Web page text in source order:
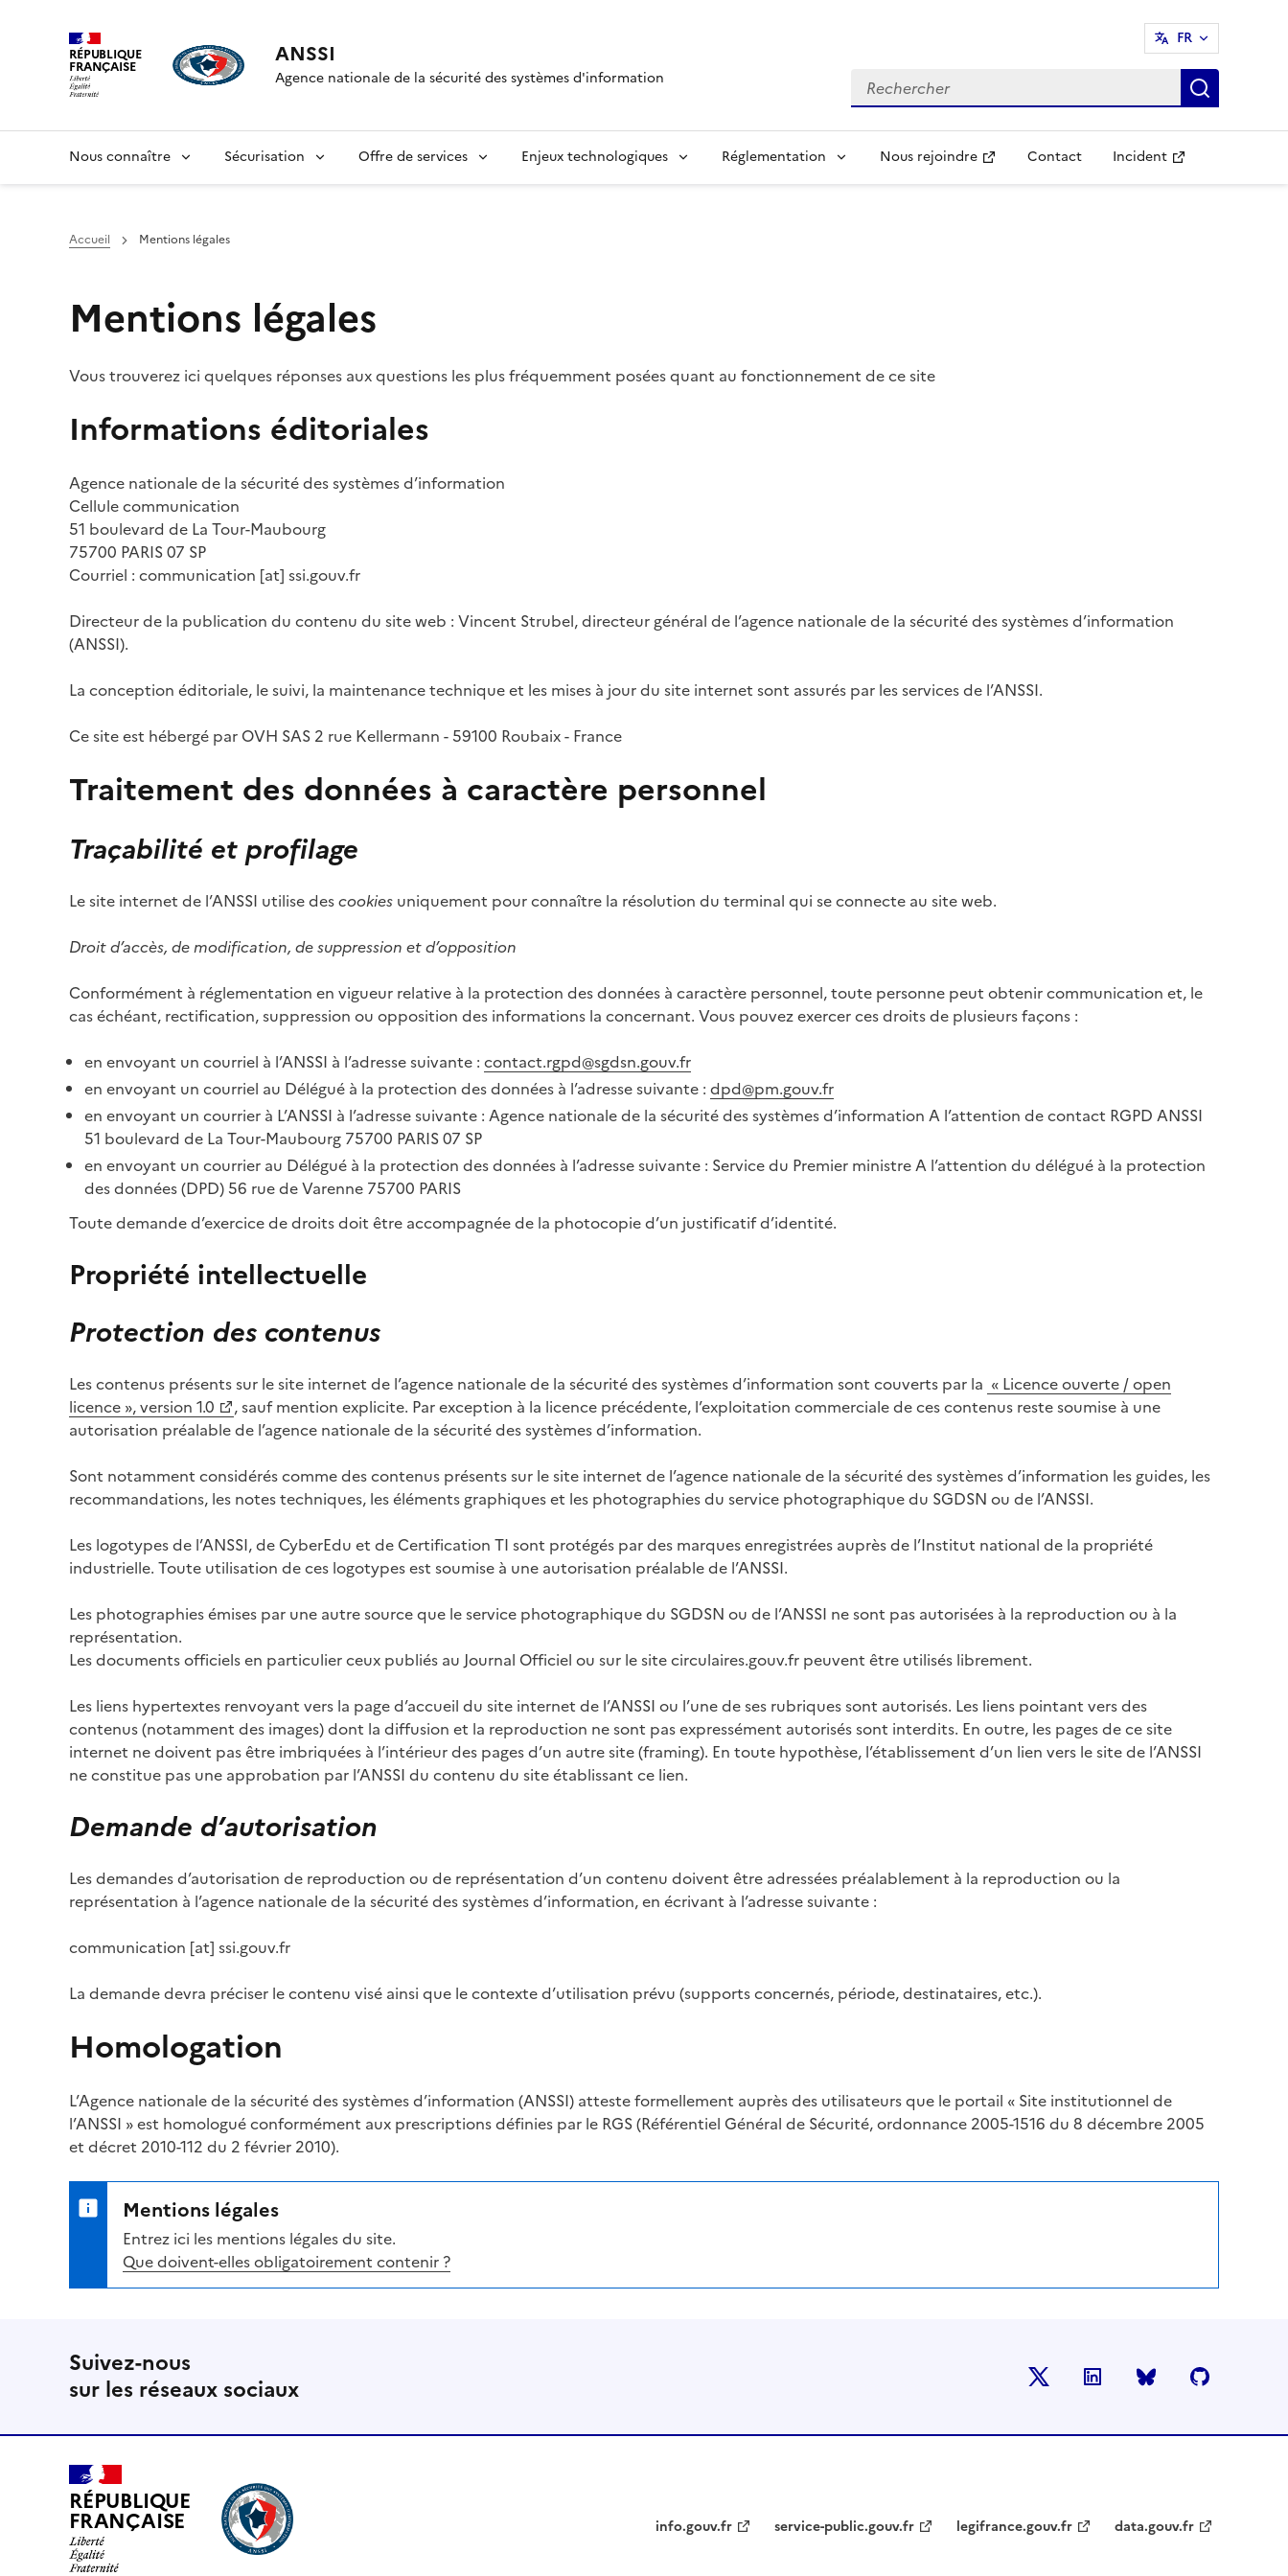
RÉPUBLIQUE
FRANÇAISE ANSSI
Agence nationale de la sécurité des systèmes d'information
FR
Rechercher
Nous connaître Sécurisation Offre de services Enjeux technologiques Réglementation Nous rejoindre
Ouvre une nouvelle fenêtreContact Incident
Ouvre une nouvelle fenêtre
Accueil Mentions légales
Mentions légales
Vous trouverez ici quelques réponses aux questions les plus fréquemment posées quant au fonctionnement de ce site
Informations éditoriales
Agence nationale de la sécurité des systèmes d’information
Cellule communication
51 boulevard de La Tour-Maubourg
75700 PARIS 07 SP
Courriel : communication [at] ssi.gouv.fr
Directeur de la publication du contenu du site web : Vincent Strubel, directeur général de l’agence nationale de la sécurité des systèmes d’information
(ANSSI).
La conception éditoriale, le suivi, la maintenance technique et les mises à jour du site internet sont assurés par les services de l’ANSSI.
Ce site est hébergé par OVH SAS 2 rue Kellermann - 59100 Roubaix - France
Traitement des données à caractère personnel
Traçabilité et profilage
Le site internet de l’ANSSI utilise descookies uniquement pour connaître la résolution du terminal qui se connecte au site web.
Droit d’accès, de modification, de suppression et d’opposition
Conformément à réglementation en vigueur relative à la protection des données à caractère personnel, toute personne peut obtenir communication et, le
cas échéant, rectification, suppression ou opposition des informations la concernant. Vous pouvez exercer ces droits de plusieurs façons :
en envoyant un courriel à l’ANSSI à l’adresse suivante : contact.rgpd@sgdsn.gouv.fr
en envoyant un courriel au Délégué à la protection des données à l’adresse suivante : dpd@pm.gouv.fr
en envoyant un courrier à L’ANSSI à l’adresse suivante : Agence nationale de la sécurité des systèmes d’information A l’attention de contact RGPD ANSSI
51 boulevard de La Tour-Maubourg 75700 PARIS 07 SP
en envoyant un courrier au Délégué à la protection des données à l’adresse suivante : Service du Premier ministre A l’attention du délégué à la protection
des données (DPD) 56 rue de Varenne 75700 PARIS
Toute demande d’exercice de droits doit être accompagnée de la photocopie d’un justificatif d’identité.
Propriété intellectuelle
Protection des contenus
Les contenus présents sur le site internet de l’agence nationale de la sécurité des systèmes d’information sont couverts par la
(Ouvre une nouvelle fenêtre)
« Licence ouverte / open
licence », version 1.0
, sauf mention explicite. Par exception à la licence précédente, l’exploitation commerciale de ces contenus reste soumise à une
autorisation préalable de l’agence nationale de la sécurité des systèmes d’information.
Sont notamment considérés comme des contenus présents sur le site internet de l’agence nationale de la sécurité des systèmes d’information les guides, les
recommandations, les notes techniques, les éléments graphiques et les photographies du service photographique du SGDSN ou de l’ANSSI.
Les logotypes de l’ANSSI, de CyberEdu et de Certification TI sont protégés par des marques enregistrées auprès de l’Institut national de la propriété
industrielle. Toute utilisation de ces logotypes est soumise à une autorisation préalable de l’ANSSI.
Les photographies émises par une autre source que le service photographique du SGDSN ou de l’ANSSI ne sont pas autorisées à la reproduction ou à la
représentation.
Les documents officiels en particulier ceux publiés au Journal Officiel ou sur le site circulaires.gouv.fr peuvent être utilisés librement.
Les liens hypertextes renvoyant vers la page d’accueil du site internet de l’ANSSI ou l’une de ses rubriques sont autorisés. Les liens pointant vers des
contenus (notamment des images) dont la diffusion et la reproduction ne sont pas expressément autorisés sont interdits. En outre, les pages de ce site
internet ne doivent pas être imbriquées à l’intérieur des pages d’un autre site (framing). En toute hypothèse, l’établissement d’un lien vers le site de l’ANSSI
ne constitue pas une approbation par l’ANSSI du contenu du site établissant ce lien.
Demande d’autorisation
Les demandes d’autorisation de reproduction ou de représentation d’un contenu doivent être adressées préalablement à la reproduction ou la
représentation à l’agence nationale de la sécurité des systèmes d’information, en écrivant à l’adresse suivante :
communication [at] ssi.gouv.fr
La demande devra préciser le contenu visé ainsi que le contexte d’utilisation prévu (supports concernés, période, destinataires, etc.).
Homologation
L’Agence nationale de la sécurité des systèmes d’information (ANSSI) atteste formellement auprès des utilisateurs que le portail « Site institutionnel de
l’ANSSI » est homologué conformément aux prescriptions définies par le RGS (Référentiel Général de Sécurité, ordonnance 2005-1516 du 8 décembre 2005
et décret 2010-112 du 2 février 2010).
Mentions légales
Entrez ici les mentions légales du site.
Que doivent-elles obligatoirement contenir ?
Suivez-nous
sur les réseaux sociaux
LinkedIn BlueSky
RÉPUBLIQUE
FRANÇAISE info.gouv.fr service-public.gouv.fr legifrance.gouv.fr data.gouv.fr